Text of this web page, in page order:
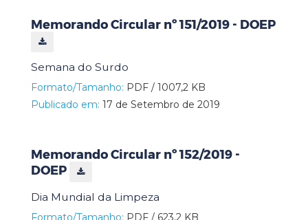
Memorando Circular nº 151/2019 - DOEP
Semana do Surdo
Formato/Tamanho: PDF / 1007,2 KB
Publicado em: 17 de Setembro de 2019
Memorando Circular nº 152/2019 -
DOEP
Dia Mundial da Limpeza
Formato/Tamanho: PDF / 623,2 KB